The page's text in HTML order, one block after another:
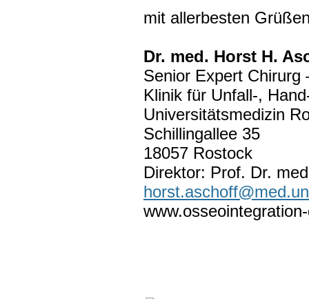
mit allerbesten
Dr. med. Horst H.
Senior Expert Chirurg
Klinik für Unfall-,
Universitätsmedizin
Schillingallee 35
18057 Rostock
Direktor: Prof. Dr.